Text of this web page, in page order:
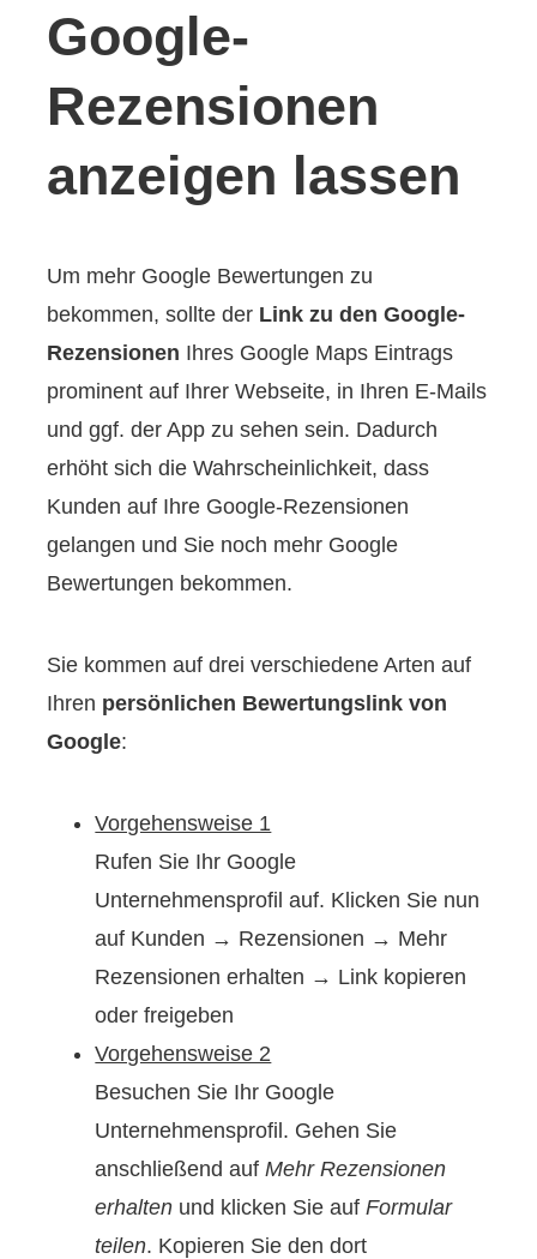
Google-
Rezensionen
anzeigen lassen
Um mehr Google Bewertungen zu
bekommen, sollte der Link zu den Google-
Rezensionen Ihres Google Maps Eintrags
prominent auf Ihrer Webseite, in Ihren E-Mails
und ggf. der App zu sehen sein. Dadurch
erhöht sich die Wahrscheinlichkeit, dass
Kunden auf Ihre Google-Rezensionen
gelangen und Sie noch mehr Google
Bewertungen bekommen.
Sie kommen auf drei verschiedene Arten auf
Ihren persönlichen Bewertungslink von
Google:
Vorgehensweise 1
Rufen Sie Ihr Google
Unternehmensprofil auf. Klicken Sie nun
auf Kunden → Rezensionen → Mehr
Rezensionen erhalten → Link kopieren
oder freigeben
Vorgehensweise 2
Besuchen Sie Ihr Google
Unternehmensprofil. Gehen Sie
anschließend aufMehr Rezensionen
erhalten und klicken Sie aufFormular
teilen. Kopieren Sie den dort